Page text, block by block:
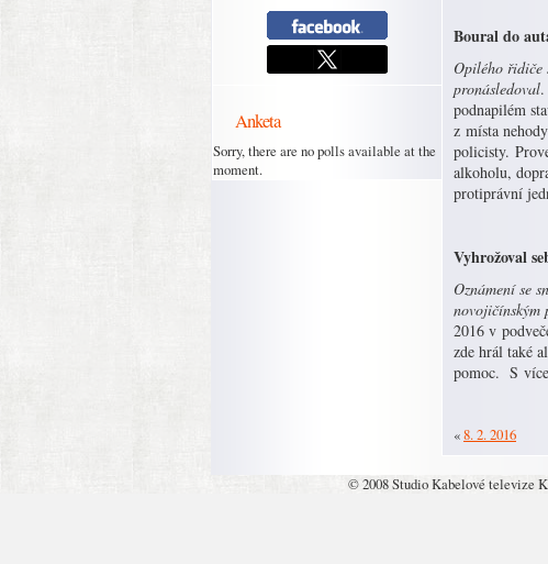
Anketa
Sorry, there are no polls available at the
moment.
Boural do
Opilého řidiče
pronásledoval
podnapilém
z místa
policisty.
alkoholu,
protiprávní
Vyhrožoval
Oznámení se
novojičínským
2016 v
zde hrál také
pomoc. S
«8. 2. 2016
© 2008 Studio Kabelové televize